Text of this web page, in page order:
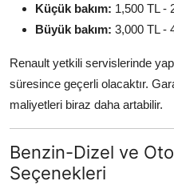
Küçük bakım: 1,500 TL -
Büyük bakım: 3,000 TL -
Renault yetkili servislerinde
süresince geçerli olacaktır.
maliyetleri biraz daha artabilir.
Benzin-Dizel ve
Seçenekleri